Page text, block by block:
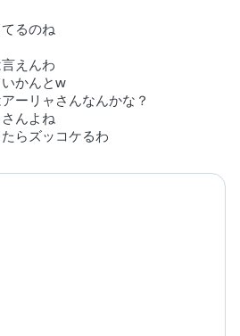
るのね
えんわ
かんとw
ーリャさんなんかな？
んよね
らズッコケるわ